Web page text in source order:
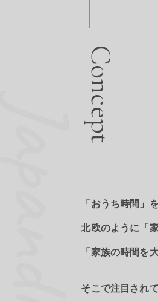
Concept
「おうち時間」
北欧のように「
「家族の時間を
そこで注目され